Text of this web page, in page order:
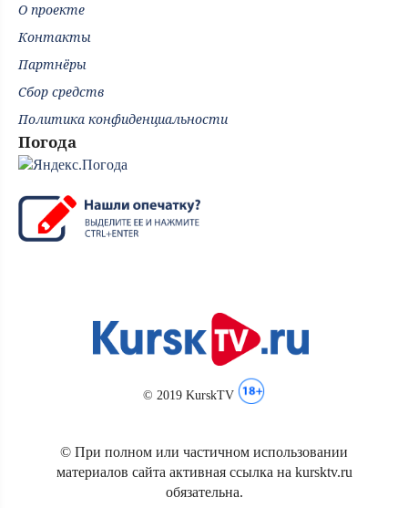
О проекте
Контакты
Партнёры
Сбор средств
Политика конфиденциальности
Погода
© 2019 KurskTV
© При полном или частичном использовании
материалов сайта активная ссылка на kursktv.ru
обязательна.